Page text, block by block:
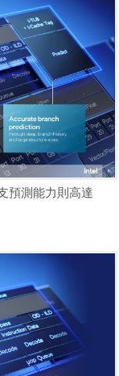
預測能力則高達